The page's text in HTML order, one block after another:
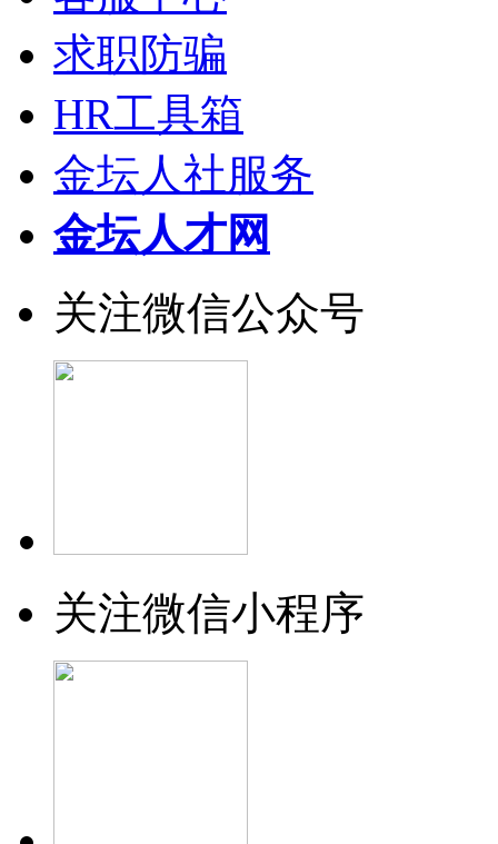
求职防骗
HR工具箱
金坛人社服务
金坛人才网
关注微信公众号
关注微信小程序